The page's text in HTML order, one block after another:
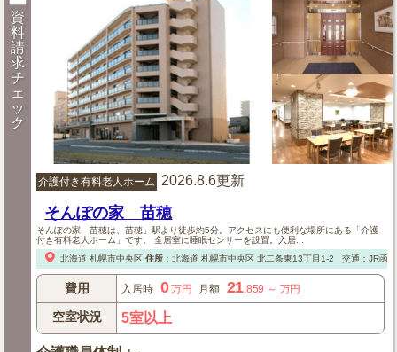
資
料
請
求
チ
ェ
ッ
ク
介護付き有料老人ホーム 2026.8.6更新
そんぽの家 苗穂
そんぽの家 苗穂は、苗穂」駅より徒歩約5分。アクセスにも便利な場所にある「介護
付き有料老人ホーム」です。 全居室に睡眠センサーを設置。入居...
北海道 札幌市中央区 住所： 北海道 札幌市中央区北二条東13丁目1-2 交通：JR函
費用 入居時 0万円 月額 21.859 ～ 万円
空室状況 5室以上